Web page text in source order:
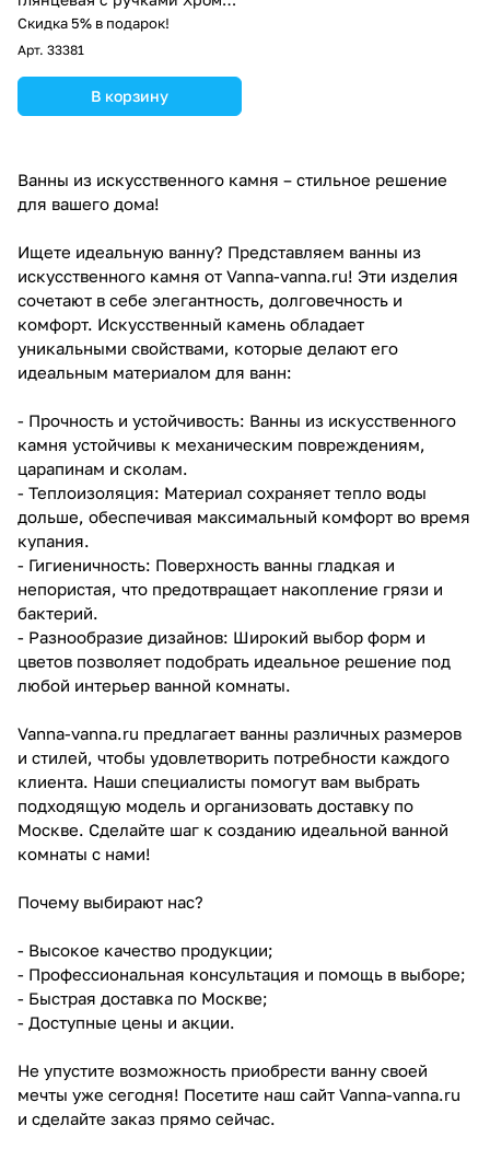
DLR330037R-G
Скидка 5% в подарок!
Арт. 33381
В корзину
Ванны из искусственного камня – стильное решение
для вашего дома!
Ищете идеальную ванну? Представляем ванны из
искусственного камня от Vanna-vanna.ru! Эти изделия
сочетают в себе элегантность, долговечность и
комфорт. Искусственный камень обладает
уникальными свойствами, которые делают его
идеальным материалом для ванн:
- Прочность и устойчивость: Ванны из искусственного
камня устойчивы к механическим повреждениям,
царапинам и сколам.
- Теплоизоляция: Материал сохраняет тепло воды
дольше, обеспечивая максимальный комфорт во время
купания.
- Гигиеничность: Поверхность ванны гладкая и
непористая, что предотвращает накопление грязи и
бактерий.
- Разнообразие дизайнов: Широкий выбор форм и
цветов позволяет подобрать идеальное решение под
любой интерьер ванной комнаты.
Vanna-vanna.ru предлагает ванны различных размеров
и стилей, чтобы удовлетворить потребности каждого
клиента. Наши специалисты помогут вам выбрать
подходящую модель и организовать доставку по
Москве. Сделайте шаг к созданию идеальной ванной
комнаты с нами!
Почему выбирают нас?
- Высокое качество продукции;
- Профессиональная консультация и помощь в выборе;
- Быстрая доставка по Москве;
- Доступные цены и акции.
Не упустите возможность приобрести ванну своей
мечты уже сегодня! Посетите наш сайт Vanna-vanna.ru
и сделайте заказ прямо сейчас.